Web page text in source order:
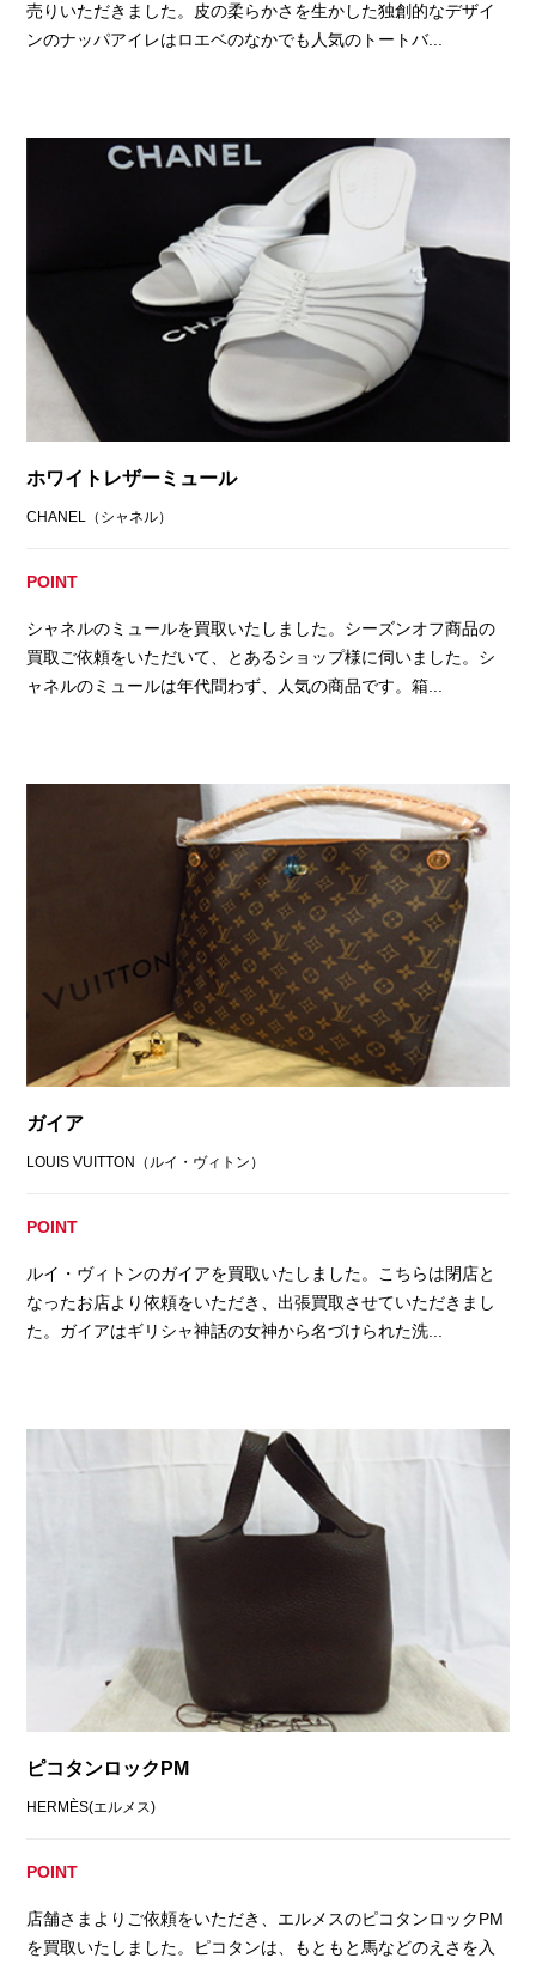
売りいただきました。皮の柔らかさを生かした独創的なデザイ
ンのナッパアイレはロエベのなかでも人気のトートバ...
ホワイトレザーミュール
CHANEL（シャネル）
POINT
シャネルのミュールを買取いたしました。シーズンオフ商品の
買取ご依頼をいただいて、とあるショップ様に伺いました。シ
ャネルのミュールは年代問わず、人気の商品です。箱...
ガイア
LOUIS VUITTON（ルイ・ヴィトン）
POINT
ルイ・ヴィトンのガイアを買取いたしました。こちらは閉店と
なったお店より依頼をいただき、出張買取させていただきまし
た。ガイアはギリシャ神話の女神から名づけられた洗...
ピコタンロックPM
HERMÈS(エルメス)
POINT
店舗さまよりご依頼をいただき、エルメスのピコタンロックPM
を買取いたしました。ピコタンは、もともと馬などのえさを入